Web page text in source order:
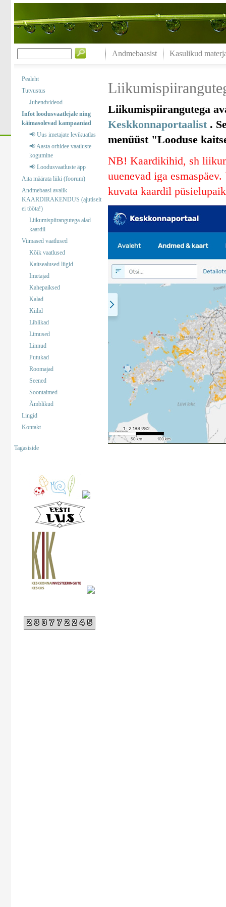
Andmebaasist Kasulikud
Pealeht
Tutvustus
Juhendvideod
Infot loodusvaatlejale ning
käimasolevad kampaaniad
📢 Uus imetajate levikuatlas
📢 Aasta orhidee vaatluste
kogumine
📢 Loodusvaatluste äpp
Aita määrata liiki (foorum)
Andmebaasi avalik
KAARDIRAKENDUS (ajutiselt
ei tööta!)
Liikumispiirangutega alad
kaardil
Viimased vaatlused
Kõik vaatlused
Kaitsealused liigid
Imetajad
Kahepaiksed
Kalad
Kiilid
Liblikad
Limused
Linnud
Putukad
Roomajad
Seened
Soontaimed
Ämblikud
Lingid
Kontakt
Tagasiside
233772245
Liikumispiirangutega
Keskkonnaportaalist.
menüüst "Looduse
NB! Kaardikihid, sh
uuenevad iga
kuvata kaardil